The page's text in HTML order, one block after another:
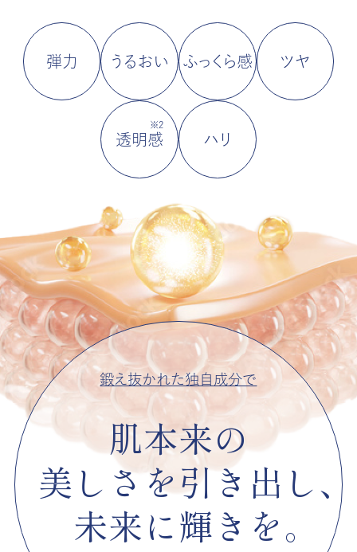
弾力 うるおい ふっくら感 ツヤ
透明 感
※2
ハリ
鍛え抜かれた独自成分で
肌本来の
美しさを引き出し
未来に輝きを